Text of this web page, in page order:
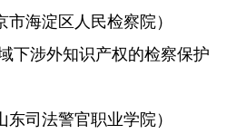
海淀区人民检察院）
涉外知识产权的检察保护
司法警官职业学院）